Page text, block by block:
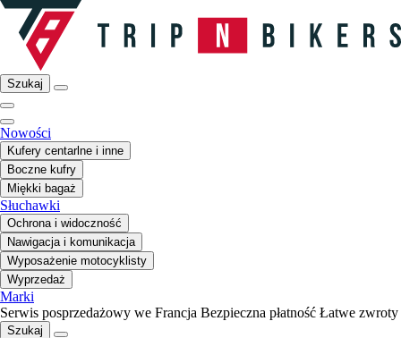
Szukaj
Nowości
Kufery centarlne i inne
Boczne kufry
Miękki bagaż
Słuchawki
Ochrona i widoczność
Nawigacja i komunikacja
Wyposażenie motocyklisty
Wyprzedaż
Marki
Serwis posprzedażowy we Francja Bezpieczna płatność Łatwe zwroty
Szukaj